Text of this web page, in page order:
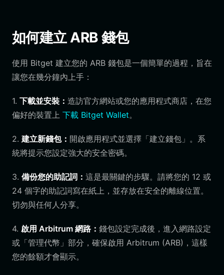
如何建立 ARB 錢包
使用 Bitget 建立您的 ARB 錢包是一個簡單的過程，旨在
讓您在幾分鐘內上手：
1. 下載並安裝： 造訪官方網站或您的應用程式商店，在您
偏好的裝置上 下載 Bitget Wallet。
2. 建立新錢包： 開啟應用程式並選擇「建立錢包」。系
統將提示您設定強大的安全密碼。
3. 備份您的助記詞： 這是最關鍵的步驟。請將您的 12 或
24 個字的助記詞寫在紙上，並存放在安全的離線位置。
切勿與任何人分享。
4. 啟用 Arbitrum 網路： 錢包設定完成後，進入網路設定
或「管理代幣」部分，確保啟用 Arbitrum (ARB)，這樣
您的餘額才會顯示。